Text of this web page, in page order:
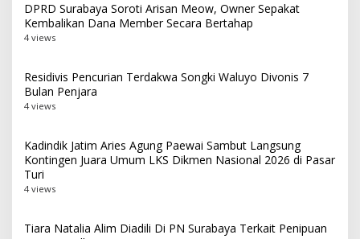
DPRD Surabaya Soroti Arisan Meow, Owner Sepakat
Kembalikan Dana Member Secara Bertahap
4 views
Residivis Pencurian Terdakwa Songki Waluyo Divonis 7
Bulan Penjara
4 views
Kadindik Jatim Aries Agung Paewai Sambut Langsung
Kontingen Juara Umum LKS Dikmen Nasional 2026 di Pasar
Turi
4 views
Tiara Natalia Alim Diadili Di PN Surabaya Terkait Penipuan